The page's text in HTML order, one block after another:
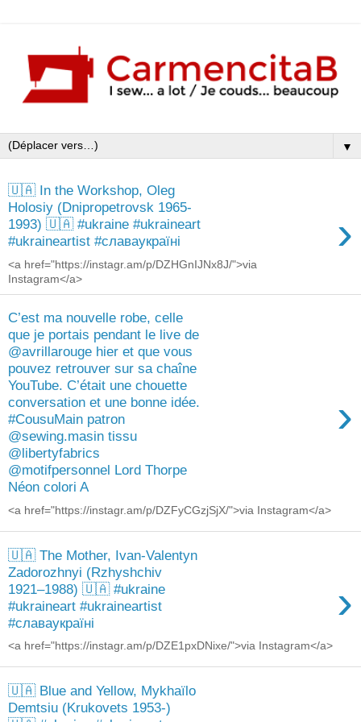
▼
🇺🇦 In the Workshop, Oleg
Holosiy (Dnipropetrovsk 1965-
1993) 🇺🇦 #ukraine #ukraineart
#ukraineartist #славаукраїні
›
<a href="https://instagr.am/p/DZHGnIJNx8J/">via
Instagram</a>
C’est ma nouvelle robe, celle
que je portais pendant le live de
@avrillarouge hier et que vous
pouvez retrouver sur sa chaîne
YouTube. C’était une chouette
conversation et une bonne idée.
#CousuMain patron
@sewing.masin tissu
@libertyfabrics
@motifpersonnel Lord Thorpe
Néon colori A
›
<a href="https://instagr.am/p/DZFyCGzjSjX/">via Instagram</a>
🇺🇦 The Mother, Ivan-Valentyn
Zadorozhnyi (Rzhyshchiv
1921–1988) 🇺🇦 #ukraine
#ukraineart #ukraineartist
#славаукраїні
›
<a href="https://instagr.am/p/DZE1pxDNixe/">via Instagram</a>
🇺🇦 Blue and Yellow, Mykhaïlo
Demtsiu (Krukovets 1953-)